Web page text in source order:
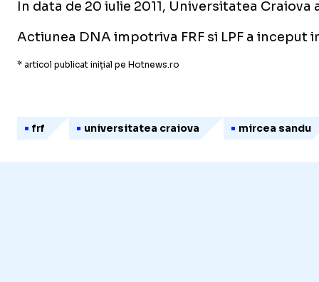
In data de 20 iulie 2011, Universitatea
Actiunea DNA impotriva FRF si LPF a
* articol publicat inițial pe Hotnews.ro
frf universitatea craiova mircea sandu